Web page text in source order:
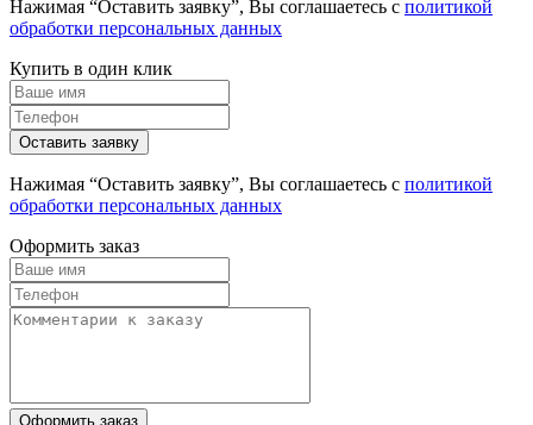
Нажимая “Оставить заявку”, Вы соглашаетесь с политикой
обработки персональных данных
Купить в один клик
Нажимая “Оставить заявку”, Вы соглашаетесь с политикой
обработки персональных данных
Оформить заказ